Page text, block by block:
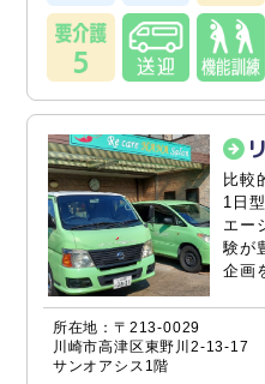
比較
1日
エー
験が
企画
所在地：〒213-0029
川崎市高津区東野川2-13-17
サンオアシス1階